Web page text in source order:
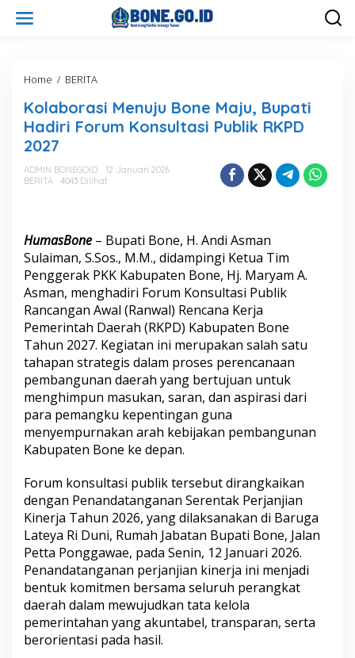
Home / BERITA
l
a
b
a
n
u
j
u
B
o
n
e
M
a
j
,
B
u
a
i
H
a
d
i
r
i
F
o
u
Kolaborasi Menuju Bone Maju, Bupati
Hadiri Forum Konsultasi Publik RKPD
2027
ADMIN BONEGOID
12 Januari 2026
BERITA
4043 Dilihat
HumasBone – Bupati Bone, H. Andi Asman
Sulaiman, S.Sos., M.M., didampingi Ketua Tim
Penggerak PKK Kabupaten Bone, Hj. Maryam A.
Asman, menghadiri Forum Konsultasi Publik
Rancangan Awal (Ranwal) Rencana Kerja
Pemerintah Daerah (RKPD) Kabupaten Bone
Tahun 2027. Kegiatan ini merupakan salah satu
tahapan strategis dalam proses perencanaan
pembangunan daerah yang bertujuan untuk
menghimpun masukan, saran, dan aspirasi dari
para pemangku kepentingan guna
menyempurnakan arah kebijakan pembangunan
Kabupaten Bone ke depan.
Forum konsultasi publik tersebut dirangkaikan
dengan Penandatanganan Serentak Perjanjian
Kinerja Tahun 2026, yang dilaksanakan di Baruga
Lateya Ri Duni, Rumah Jabatan Bupati Bone, Jalan
Petta Ponggawae, pada Senin, 12 Januari 2026.
Penandatanganan perjanjian kinerja ini menjadi
bentuk komitmen bersama seluruh perangkat
daerah dalam mewujudkan tata kelola
pemerintahan yang akuntabel, transparan, serta
berorientasi pada hasil.